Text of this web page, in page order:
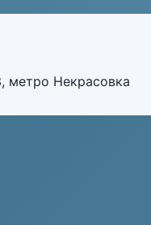
метро Некрасовка